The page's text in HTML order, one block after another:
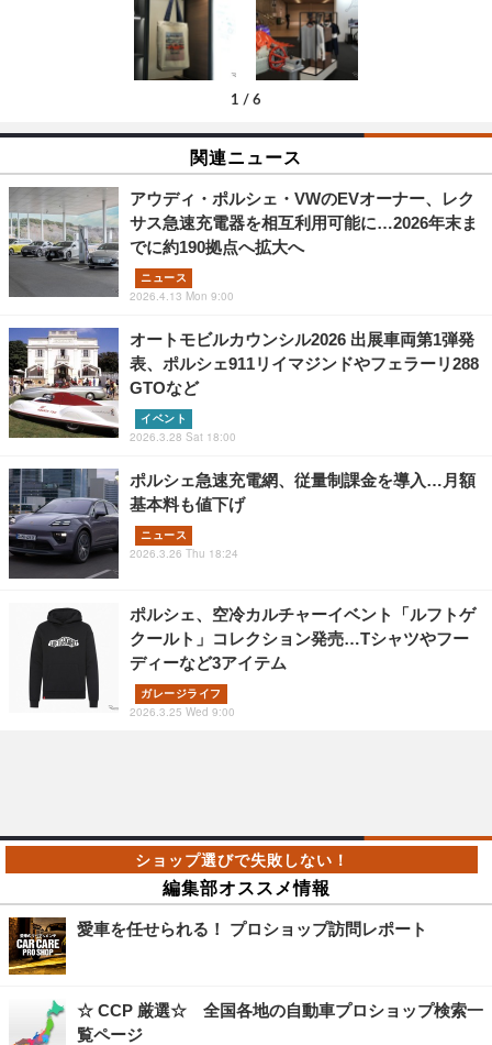
1 / 6
関連ニュース
アウディ・ポルシェ・VWのEVオーナー、レク
サス急速充電器を相互利用可能に…2026年末ま
でに約190拠点へ拡大へ
ニュース
2026.4.13 Mon 9:00
オートモビルカウンシル2026 出展車両第1弾発
表、ポルシェ911リイマジンドやフェラーリ288
GTOなど
イベント
2026.3.28 Sat 18:00
ポルシェ急速充電網、従量制課金を導入…月額
基本料も値下げ
ニュース
2026.3.26 Thu 18:24
ポルシェ、空冷カルチャーイベント「ルフトゲ
クールト」コレクション発売…Tシャツやフー
ディーなど3アイテム
ガレージライフ
2026.3.25 Wed 9:00
編集部オススメ情報
愛車を任せられる！ プロショップ訪問レポート
☆ CCP 厳選☆ 全国各地の自動車プロショップ検索一
覧ページ